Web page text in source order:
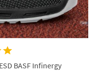
BASF Infinergy